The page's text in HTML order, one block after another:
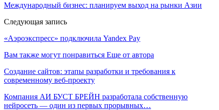
Международный бизнес: планируем выход на рынки Азии
Следующая запись
«Аэроэкспресс» подключила Yandex Pay
Вам также могут понравиться Еще от автора
Создание сайтов: этапы разработки и требования к
современному веб-проекту
Компания АИ БУСТ БРЕЙН разработала собственную
нейросеть — один из первых прорывных…